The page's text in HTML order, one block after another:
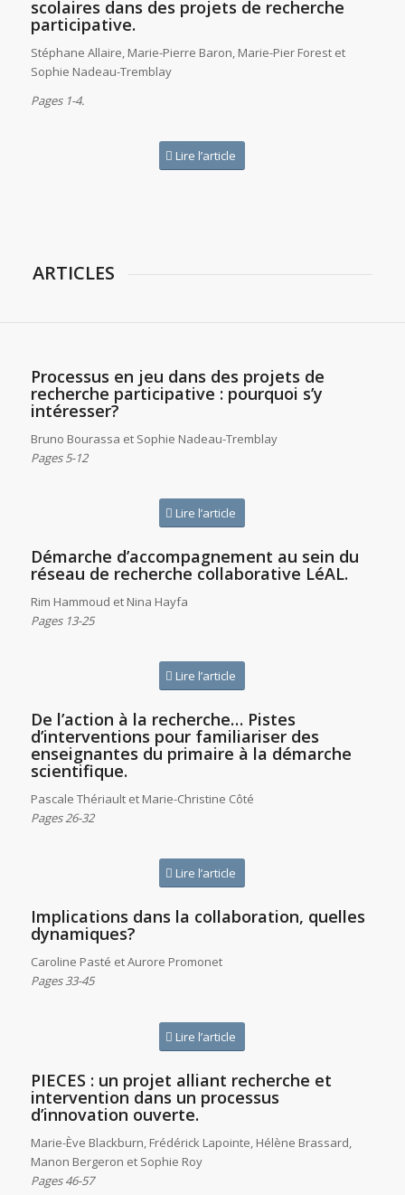
scolaires dans des projets de recherche
participative.
Stéphane Allaire, Marie-Pierre Baron, Marie-Pier Forest et
Sophie Nadeau-Tremblay
Pages 1-4.
Lire l’article
ARTICLES
Processus en jeu dans des projets de
recherche participative : pourquoi s’y
intéresser?
Bruno Bourassa et Sophie Nadeau-Tremblay
Pages 5-12
Lire l’article
Démarche d’accompagnement au sein du
réseau de recherche collaborative LéAL.
Rim Hammoud et Nina Hayfa
Pages 13-25
Lire l’article
De l’action à la recherche… Pistes
d’interventions pour familiariser des
enseignantes du primaire à la démarche
scientifique.
Pascale Thériault et Marie-Christine Côté
Pages 26-32
Lire l’article
Implications dans la collaboration, quelles
dynamiques?
Caroline Pasté et Aurore Promonet
Pages 33-45
Lire l’article
PIECES : un projet alliant recherche et
intervention dans un processus
d’innovation ouverte.
Marie-Ève Blackburn, Frédérick Lapointe, Hélène Brassard,
Manon Bergeron et Sophie Roy
Pages 46-57